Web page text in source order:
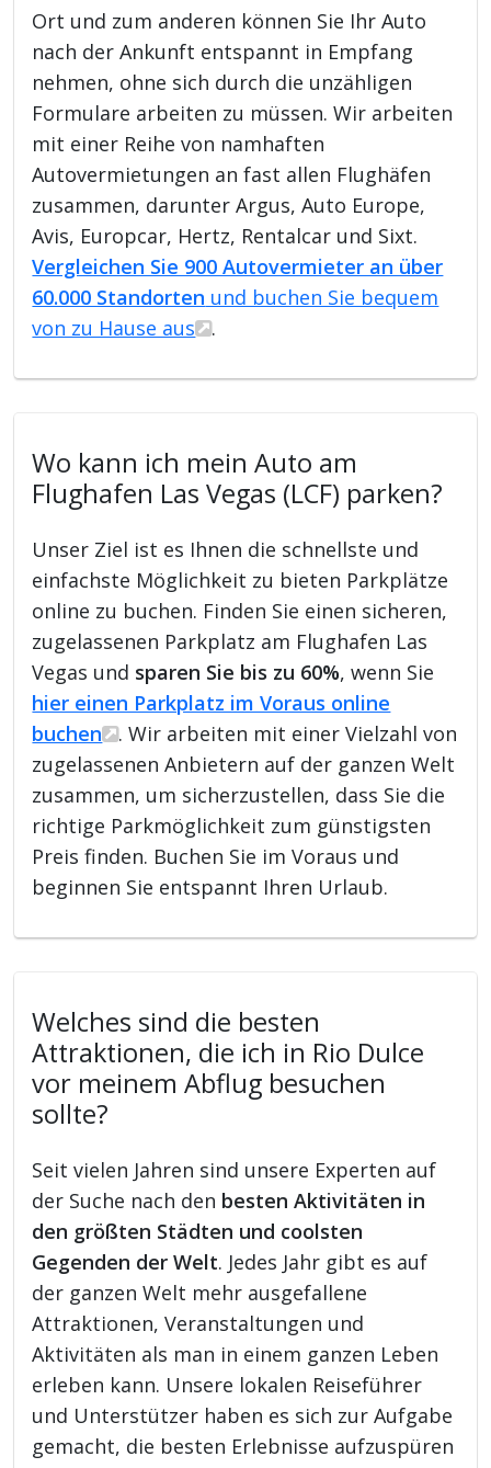
Ort und zum anderen können Sie Ihr Auto
nach der Ankunft entspannt in Empfang
nehmen, ohne sich durch die unzähligen
Formulare arbeiten zu müssen. Wir arbeiten
mit einer Reihe von namhaften
Autovermietungen an fast allen Flughäfen
zusammen, darunter Argus, Auto Europe,
Avis, Europcar, Hertz, Rentalcar und Sixt.
Vergleichen Sie 900 Autovermieter an über
60.000 Standorten und buchen Sie bequem
von zu Hause aus
.
Wo kann ich mein Auto am
Flughafen Las Vegas (LCF) parken?
Unser Ziel ist es Ihnen die schnellste und
einfachste Möglichkeit zu bieten Parkplätze
online zu buchen. Finden Sie einen sicheren,
zugelassenen Parkplatz am Flughafen Las
Vegas und sparen Sie bis zu 60%, wenn Sie
hier einen Parkplatz im Voraus online
buchen
. Wir arbeiten mit einer Vielzahl von
zugelassenen Anbietern auf der ganzen Welt
zusammen, um sicherzustellen, dass Sie die
richtige Parkmöglichkeit zum günstigsten
Preis finden. Buchen Sie im Voraus und
beginnen Sie entspannt Ihren Urlaub.
Welches sind die besten
Attraktionen, die ich in Rio Dulce
vor meinem Abflug besuchen
sollte?
Seit vielen Jahren sind unsere Experten auf
der Suche nach den besten Aktivitäten in
den größten Städten und coolsten
Gegenden der Welt. Jedes Jahr gibt es auf
der ganzen Welt mehr ausgefallene
Attraktionen, Veranstaltungen und
Aktivitäten als man in einem ganzen Leben
erleben kann. Unsere lokalen Reiseführer
und Unterstützer haben es sich zur Aufgabe
gemacht, die besten Erlebnisse aufzuspüren